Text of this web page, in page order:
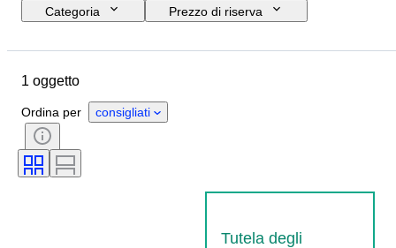
Categoria
Prezzo di riserva
Genere
Movimento dell'orologio
Lunghezza del cinturino dell’orologio
Materiale del cinturino dell’orologio
Diametro della cassa
1 oggetto
Ordina per consigliati
Tutela degli